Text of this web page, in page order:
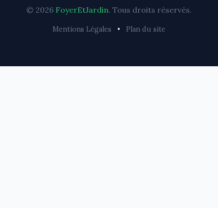
© 2026 FoyerEtJardin. Tous droits réservés.
Mentions Légales • Plan du site